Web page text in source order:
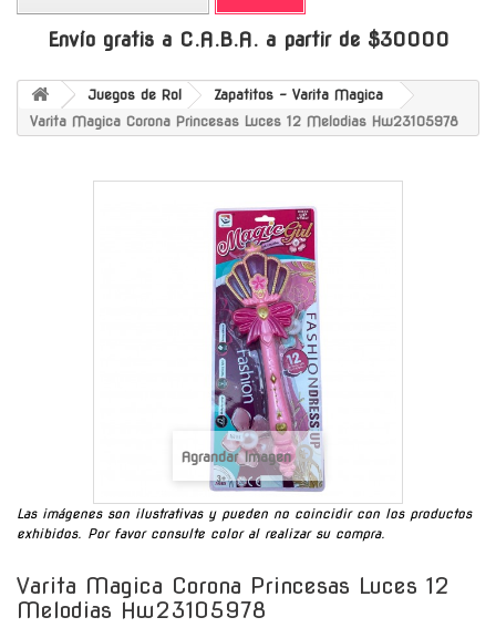
Envío gratis a C.A.B.A. a partir de $30000
Juegos de Rol
Zapatitos - Varita Magica
Varita Magica Corona Princesas Luces 12 Melodias Hw23105978
Agrandar Imagen
Las imágenes son ilustrativas y pueden no coincidir con los productos
exhibidos. Por favor consulte color al realizar su compra.
Varita Magica Corona Princesas Luces 12
Melodias Hw23105978